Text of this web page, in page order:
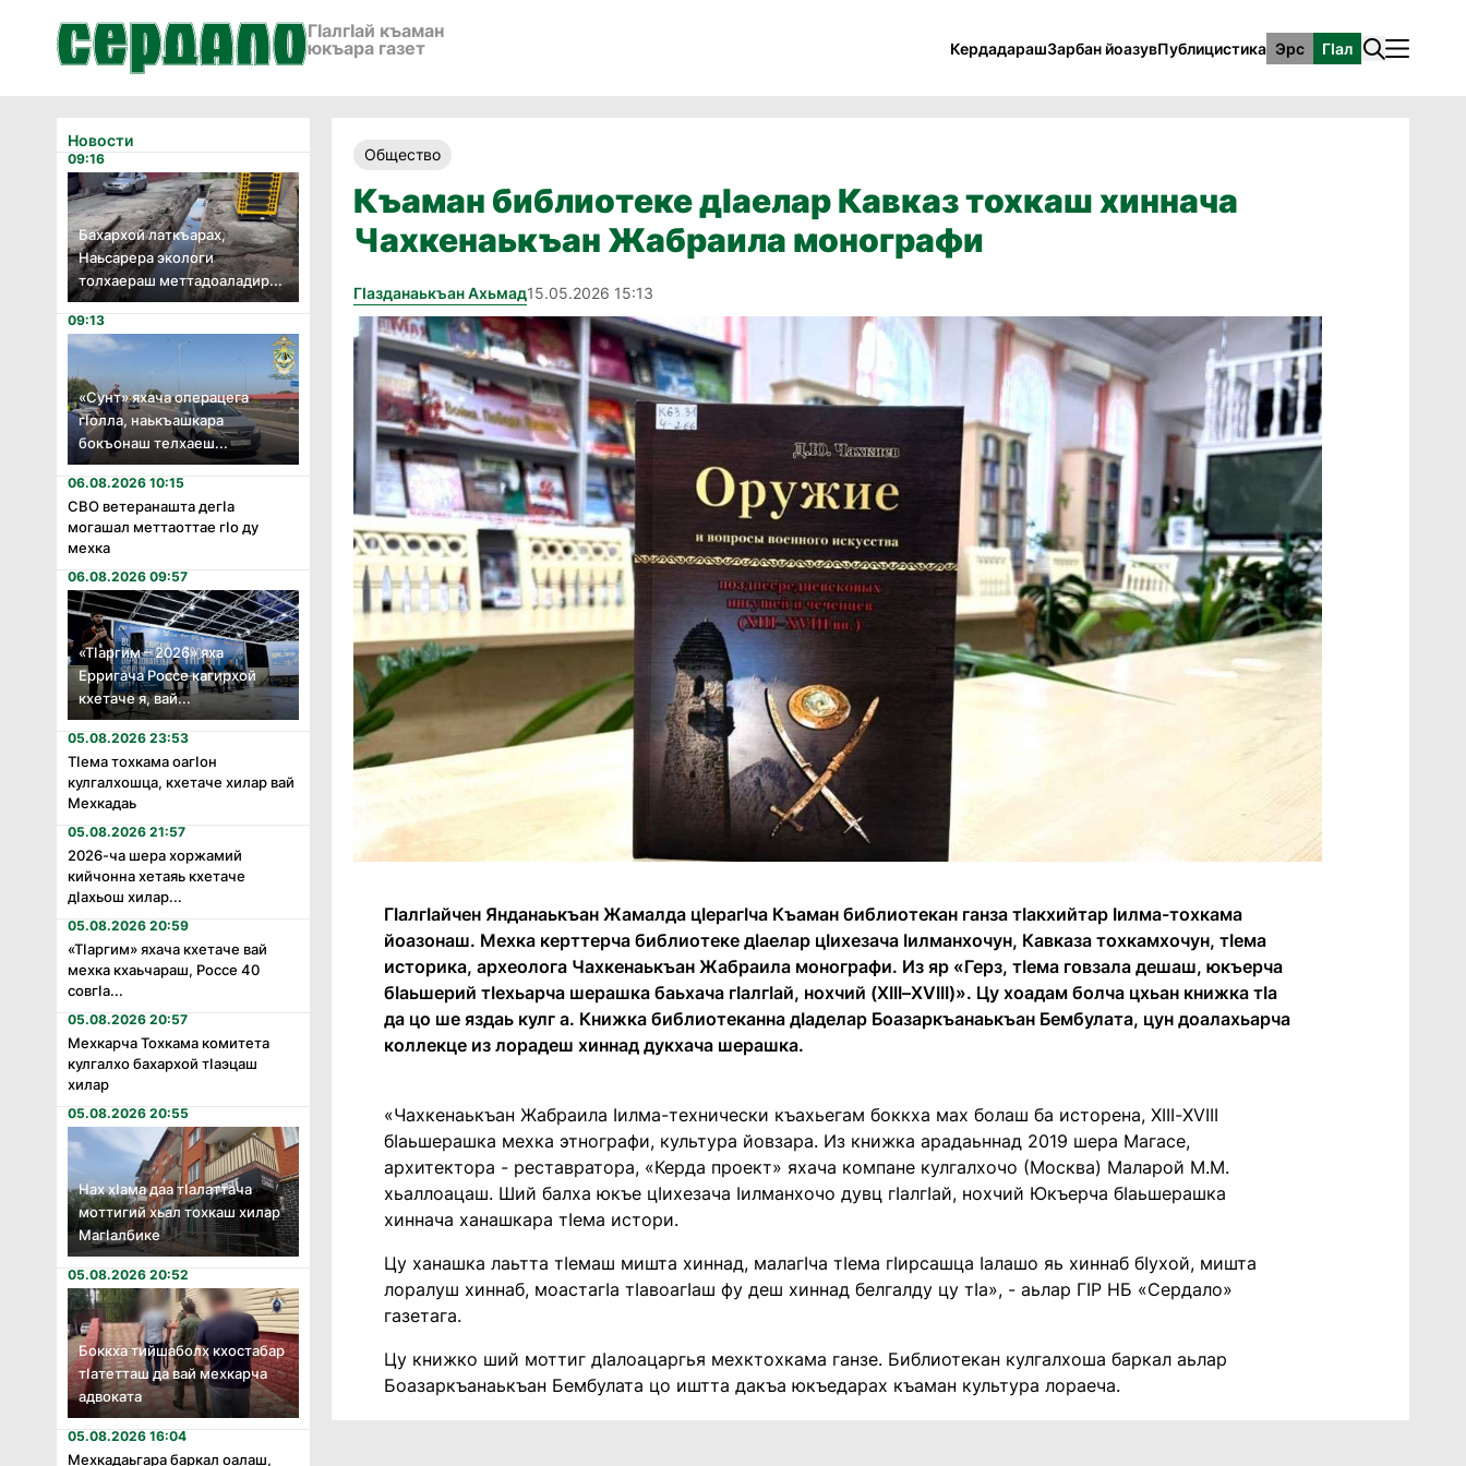
ГӀалгӀай къаман
юкъара газет
КердадарашЗарбан йоазувПублицистика Эрс ГӀал
Новости
09:16
Бахархой латкъарах,
Наьсарера экологи
толхаераш меттадоаладир...
09:13
«Сунт» яхача операцега
гӏолла, наькъашкара
бокъонаш телхаеш...
06.08.2026 10:15
СВО ветеранашта дегӏа
могашал меттаоттае гӏо ду
мехка
06.08.2026 09:57
«Тӏаргим – 2026» яха
Ерригача Россе кагирхой
кхетаче я, вай...
05.08.2026 23:53
Тӏема тохкама оагӏон
кулгалхошца, кхетаче хилар вай
Мехкадаь
05.08.2026 21:57
2026-ча шера хоржамий
кийчонна хетаяь кхетаче
дӏахьош хилар...
05.08.2026 20:59
«Тӏаргим» яхача кхетаче вай
мехка кхаьчараш, Россе 40
совгӏа...
05.08.2026 20:57
Мехкарча Тохкама комитета
кулгалхо бахархой тӏаэцаш
хилар
05.08.2026 20:55
Нах хӏама даа тӏалаттача
моттигий хьал тохкаш хилар
Магӏалбике
05.08.2026 20:52
Боккха тийшаболх кхостабар
тӏатетташ да вай мехкарча
адвоката
05.08.2026 16:04
Мехкадаьгара баркал оалаш,
Общество
Къаман библиотеке дӏаелар Кавказ тохкаш хиннача
Чахкенаькъан Жабраила монографи
Гӏазданаькъан Ахьмад15.05.2026 15:13
Гӏалгӏайчен Янданаькъан Жамалда цӏерагӏча Къаман библиотекан ганза тӏакхийтар ӏилма-тохкама
йоазонаш. Мехка керттерча библиотеке дӏаелар цӏихезача ӏилманхочун, Кавказа тохкамхочун, тӏема
историка, археолога Чахкенаькъан Жабраила монографи. Из яр «Герз, тӏема говзала дешаш, юкъерча
бӏаьшерий тӏехьарча шерашка баьхача гӏалгӏай, нохчий (Xӏӏӏ–XVӏӏӏ)». Цу хоадам болча цхьан книжка тӏа
да цо ше яздаь кулг а. Книжка библиотеканна дӏаделар Боазаркъанаькъан Бембулата, цун доалахьарча
коллекце из лорадеш хиннад дукхача шерашка.
«Чахкенаькъан Жабраила ӏилма-технически къахьегам боккха мах болаш ба исторена, Xӏӏӏ-XVӏӏӏ
бӏаьшерашка мехка этнографи, культура йовзара. Из книжка арадаьннад 2019 шера Магасе,
архитектора - реставратора, «Керда проект» яхача компане кулгалхочо (Москва) Маларой М.М.
хьаллоацаш. Ший балха юкъе цӏихезача ӏилманхочо дувц гӏалгӏай, нохчий Юкъерча бӏаьшерашка
хиннача ханашкара тӏема истори.
Цу ханашка лаьтта тӏемаш мишта хиннад, малагӏча тӏема гӏирсашца ӏалашо яь хиннаб бӏухой, мишта
лоралуш хиннаб, моастагӏа тӏавоагӏаш фу деш хиннад белгалду цу тӏа», - аьлар ГӏР НБ «Сердало»
газетага.
Цу книжко ший моттиг дӏалоацаргья мехктохкама ганзе. Библиотекан кулгалхоша баркал аьлар
Боазаркъанаькъан Бембулата цо иштта дакъа юкъедарах къаман культура лораеча.